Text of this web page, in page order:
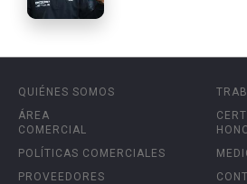
QUIÉNES SOMOS
ÁREA
COMERCIAL
POLÍTICAS COMERCIALES
PROVEEDORES